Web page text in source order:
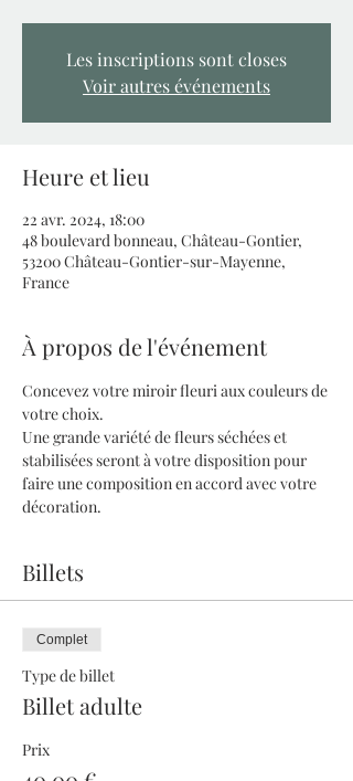
Les inscriptions sont closes
Voir autres événements
Heure et lieu
22 avr. 2024, 18:00
48 boulevard bonneau, Château-Gontier,
53200 Château-Gontier-sur-Mayenne,
France
À propos de l'événement
Concevez votre miroir fleuri aux couleurs de
votre choix.
Une grande variété de fleurs séchées et
stabilisées seront à votre disposition pour
faire une composition en accord avec votre
décoration.
Billets
Complet
Type de billet
Billet adulte
Prix